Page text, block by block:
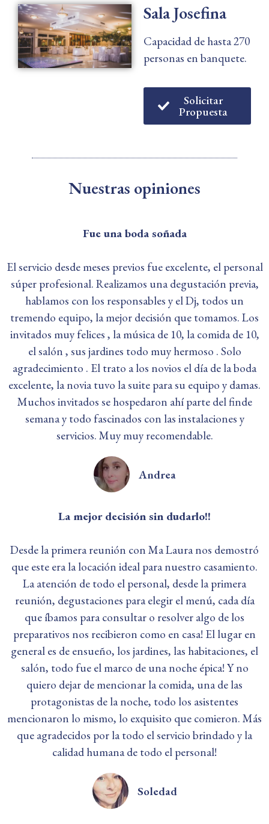
Sala Josefina
Capacidad de hasta 270
personas en banquete.
Solicitar
Propuesta
Nuestras opiniones
Fue una boda soñada
El servicio desde meses previos fue excelente, el personal
súper profesional. Realizamos una degustación previa,
hablamos con los responsables y el Dj, todos un
tremendo equipo, la mejor decisión que tomamos. Los
invitados muy felices , la música de 10, la comida de 10,
el salón , sus jardines todo muy hermoso . Solo
agradecimiento . El trato a los novios el día de la boda
excelente, la novia tuvo la suite para su equipo y damas.
Muchos invitados se hospedaron ahí parte del finde
semana y todo fascinados con las instalaciones y
servicios. Muy muy recomendable.
Andrea
La mejor decisión sin dudarlo!!
Desde la primera reunión con Ma Laura nos demostró
que este era la locación ideal para nuestro casamiento.
La atención de todo el personal, desde la primera
reunión, degustaciones para elegir el menú, cada día
que íbamos para consultar o resolver algo de los
preparativos nos recibieron como en casa! El lugar en
general es de ensueño, los jardines, las habitaciones, el
salón, todo fue el marco de una noche épica! Y no
quiero dejar de mencionar la comida, una de las
protagonistas de la noche, todo los asistentes
mencionaron lo mismo, lo exquisito que comieron. Más
que agradecidos por la todo el servicio brindado y la
calidad humana de todo el personal!
Soledad